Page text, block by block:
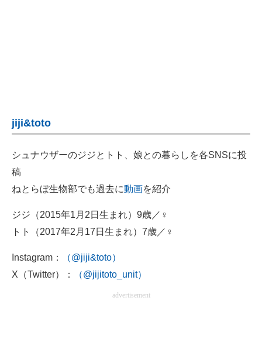
jiji&toto
シュナウザーのジジとトト、娘との暮らしを各SNSに投
稿
ねとらぼ生物部でも過去に動画を紹介
ジジ（2015年1月2日生まれ）9歳／♀
トト（2017年2月17日生まれ）7歳／♀
Instagram：
（@jiji&toto）
X（Twitter）：
（@jijitoto_unit）
advertisement